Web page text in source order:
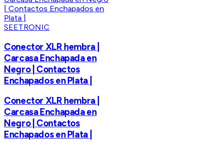
SEETRONIC
Conector XLR hembra |
Carcasa Enchapada en
Negro | Contactos
Enchapados en Plata |
Conector XLR hembra |
Carcasa Enchapada en
Negro | Contactos
Enchapados en Plata |